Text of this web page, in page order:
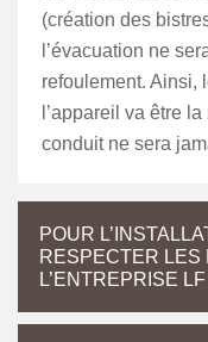
(création des
l’évacuation ne
refoulement. Ainsi,
l’appareil va être
conduit ne sera
POUR
RESPECTER LES
L’ENTREPRISE